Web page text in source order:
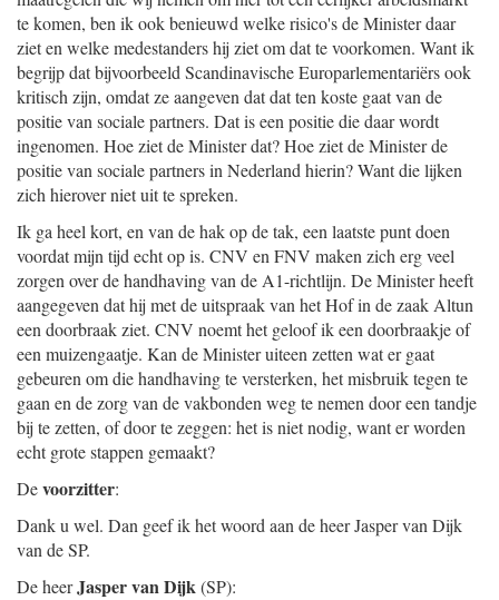
te komen, ben ik ook benieuwd welke risico's de Minister daar
ziet en welke medestanders hij ziet om dat te voorkomen. Want ik
begrijp dat bijvoorbeeld Scandinavische Europarlementariërs ook
kritisch zijn, omdat ze aangeven dat dat ten koste gaat van de
positie van sociale partners. Dat is een positie die daar wordt
ingenomen. Hoe ziet de Minister dat? Hoe ziet de Minister de
positie van sociale partners in Nederland hierin? Want die lijken
zich hierover niet uit te spreken.
Ik ga heel kort, en van de hak op de tak, een laatste punt doen
voordat mijn tijd echt op is. CNV en FNV maken zich erg veel
zorgen over de handhaving van de A1-richtlijn. De Minister heeft
aangegeven dat hij met de uitspraak van het Hof in de zaak Altun
een doorbraak ziet. CNV noemt het geloof ik een doorbraakje of
een muizengaatje. Kan de Minister uiteen zetten wat er gaat
gebeuren om die handhaving te versterken, het misbruik tegen te
gaan en de zorg van de vakbonden weg te nemen door een tandje
bij te zetten, of door te zeggen: het is niet nodig, want er worden
echt grote stappen gemaakt?
Devoorzitter:
Dank u wel. Dan geef ik het woord aan de heer Jasper van Dijk
van de SP.
De heerJasper van Dijk(SP):